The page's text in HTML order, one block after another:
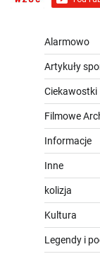
Alarmowo
Artykuły
Ciekawostki
Filmowe
Informacje
Inne
kolizja
Kultura
Legendy i